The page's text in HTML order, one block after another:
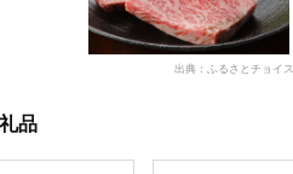
出典：ふるさとチョイス
品